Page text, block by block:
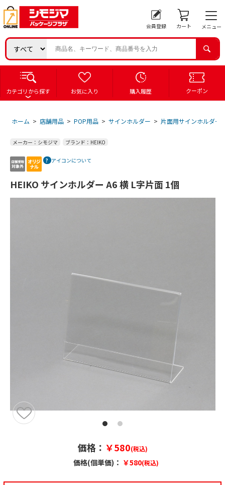
会員登録 カート メニュー
カテゴリから探す お気に入り 購入履歴 クーポン
ホーム > 店舗用品 > POP用品 > サインホルダー > 片面用サインホルダー
メーカー：シモジマ ブランド：HEIKO
アイコンについて
HEIKO サインホルダー A6 横 L字片面 1個
価格： ￥580(税込)
価格(個単価)： ￥580(税込)